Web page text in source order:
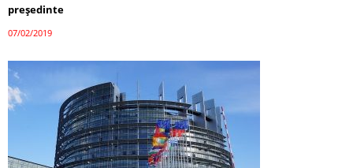
președinte
07/02/2019